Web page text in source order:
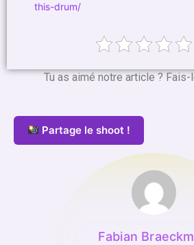
this-drum/
Tu as aimé notre article ?
Partage le shoot !
Fabian